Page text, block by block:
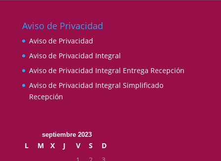
Aviso de Privacidad
Aviso de Privacidad
Aviso de Privacidad Integral
Aviso de Privacidad Integral Entrega Recepción
Aviso de Privacidad Integral Simplificado
Recepción
septiembre 2023
L M X J V S
D